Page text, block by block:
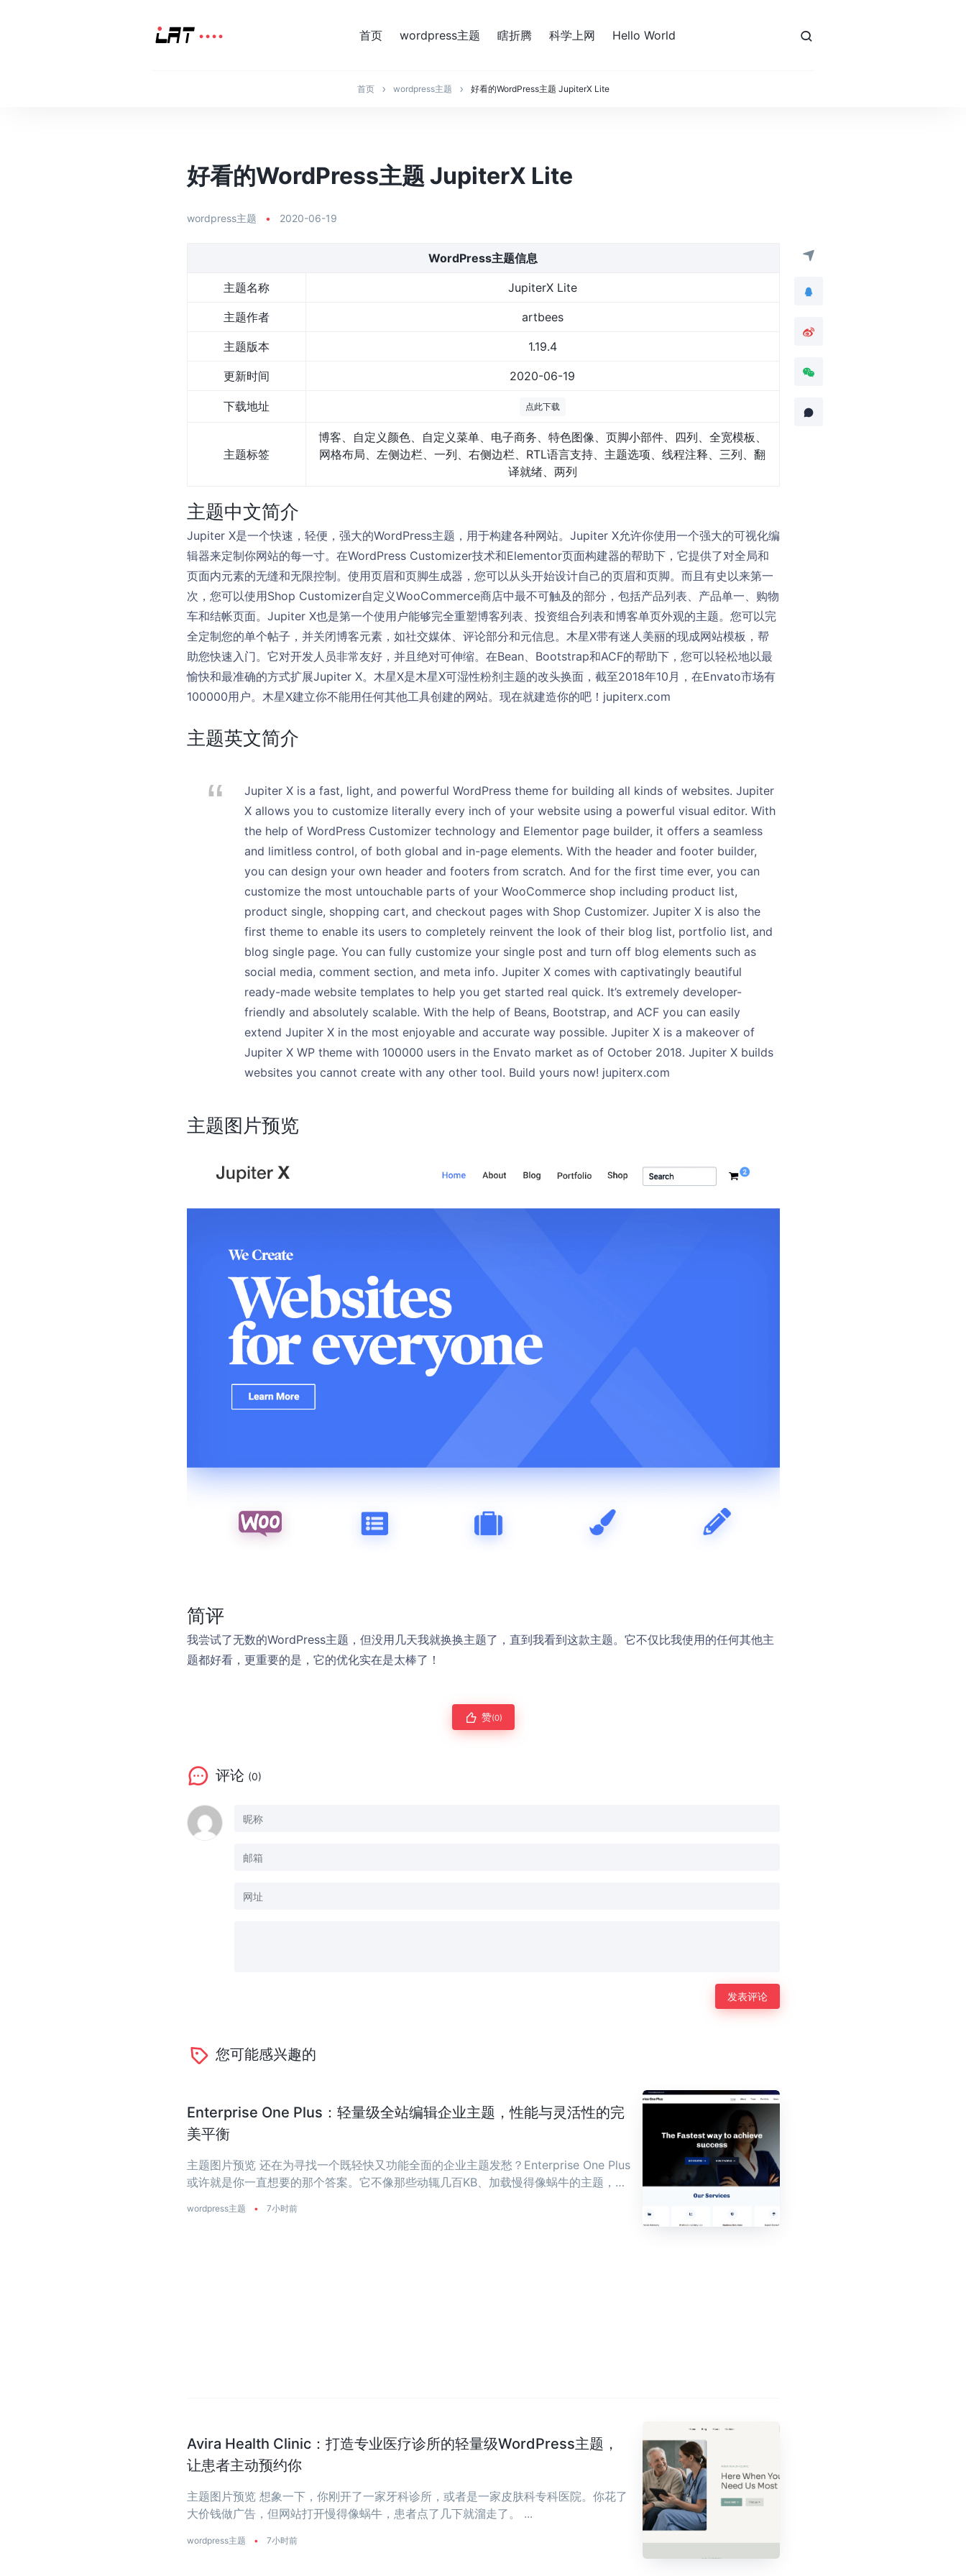
首页 wordpress主题 瞎折腾 科学上网 Hello World
首页 wordpress主题 好看的WordPress主题 JupiterX Lite
好看的WordPress主题 JupiterX Lite
wordpress主题 • 2020-06-19
WordPress主题信息
主题名称 JupiterX Lite
主题作者 artbees
主题版本 1.19.4
更新时间 2020-06-19
下载地址 点此下载
主题标签
博客、自定义颜色、自定义菜单、电子商务、特色图像、页脚小部件、四列、全宽模板、
网格布局、左侧边栏、一列、右侧边栏、RTL语言支持、主题选项、线程注释、三列、翻
译就绪、两列
主题中文简介
Jupiter X是一个快速，轻便，强大的WordPress主题，用于构建各种网站。Jupiter X允许你使用一个强大的可视化编
辑器来定制你网站的每一寸。在WordPress Customizer技术和Elementor页面构建器的帮助下，它提供了对全局和
页面内元素的无缝和无限控制。使用页眉和页脚生成器，您可以从头开始设计自己的页眉和页脚。而且有史以来第一
次，您可以使用Shop Customizer自定义WooCommerce商店中最不可触及的部分，包括产品列表、产品单一、购物
车和结帐页面。Jupiter X也是第一个使用户能够完全重塑博客列表、投资组合列表和博客单页外观的主题。您可以完
全定制您的单个帖子，并关闭博客元素，如社交媒体、评论部分和元信息。木星X带有迷人美丽的现成网站模板，帮
助您快速入门。它对开发人员非常友好，并且绝对可伸缩。在Bean、Bootstrap和ACF的帮助下，您可以轻松地以最
愉快和最准确的方式扩展Jupiter X。木星X是木星X可湿性粉剂主题的改头换面，截至2018年10月，在Envato市场有
100000用户。木星X建立你不能用任何其他工具创建的网站。现在就建造你的吧！jupiterx.com
主题英文简介
Jupiter X is a fast, light, and powerful WordPress theme for building all kinds of websites. Jupiter
X allows you to customize literally every inch of your website using a powerful visual editor. With
the help of WordPress Customizer technology and Elementor page builder, it offers a seamless
and limitless control, of both global and in-page elements. With the header and footer builder,
you can design your own header and footers from scratch. And for the first time ever, you can
customize the most untouchable parts of your WooCommerce shop including product list,
product single, shopping cart, and checkout pages with Shop Customizer. Jupiter X is also the
first theme to enable its users to completely reinvent the look of their blog list, portfolio list, and
blog single page. You can fully customize your single post and turn off blog elements such as
social media, comment section, and meta info. Jupiter X comes with captivatingly beautiful
ready-made website templates to help you get started real quick. It’s extremely developer-
friendly and absolutely scalable. With the help of Beans, Bootstrap, and ACF you can easily
extend Jupiter X in the most enjoyable and accurate way possible. Jupiter X is a makeover of
Jupiter X WP theme with 100000 users in the Envato market as of October 2018. Jupiter X builds
websites you cannot create with any other tool. Build yours now! jupiterx.com
主题图片预览
简评
我尝试了无数的WordPress主题，但没用几天我就换换主题了，直到我看到这款主题。它不仅比我使用的任何其他主
题都好看，更重要的是，它的优化实在是太棒了！
赞(0)
评论 (0)
您可能感兴趣的
Enterprise One Plus：轻量级全站编辑企业主题，性能与灵活性的完
美平衡
主题图片预览 还在为寻找一个既轻快又功能全面的企业主题发愁？Enterprise One Plus
或许就是你一直想要的那个答案。它不像那些动辄几百KB、加载慢得像蜗牛的主题，而
wordpress主题 • 7小时前
Avira Health Clinic：打造专业医疗诊所的轻量级WordPress主题，
让患者主动预约你
主题图片预览 想象一下，你刚开了一家牙科诊所，或者是一家皮肤科专科医院。你花了
大价钱做广告，但网站打开慢得像蜗牛，患者点了几下就溜走了。 ...
wordpress主题 • 7小时前